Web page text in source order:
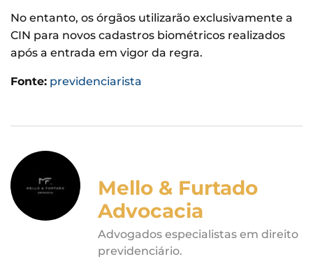
No entanto, os órgãos utilizarão exclusivamente a
CIN para novos cadastros biométricos realizados
após a entrada em vigor da regra.
Fonte: previdenciarista
Mello & Furtado
Advocacia
Advogados especialistas em direito
previdenciário.